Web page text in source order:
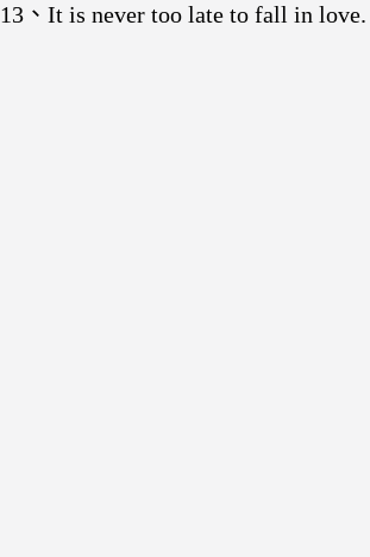
13、It is never too late to fall in love.